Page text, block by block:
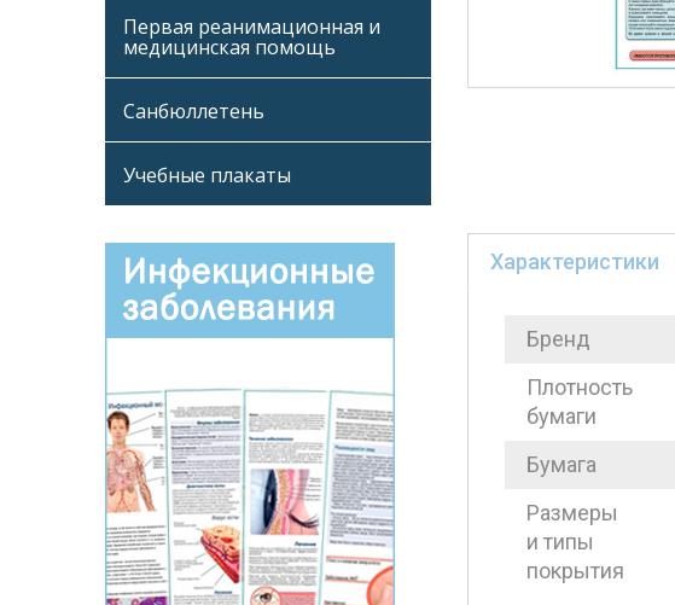
Первая реанимационная и
медицинская помощь
Санбюллетень
Учебные плакаты
Характеристики
Бренд
Плотность
бумаги
Бумага
Размеры
и типы
покрытия